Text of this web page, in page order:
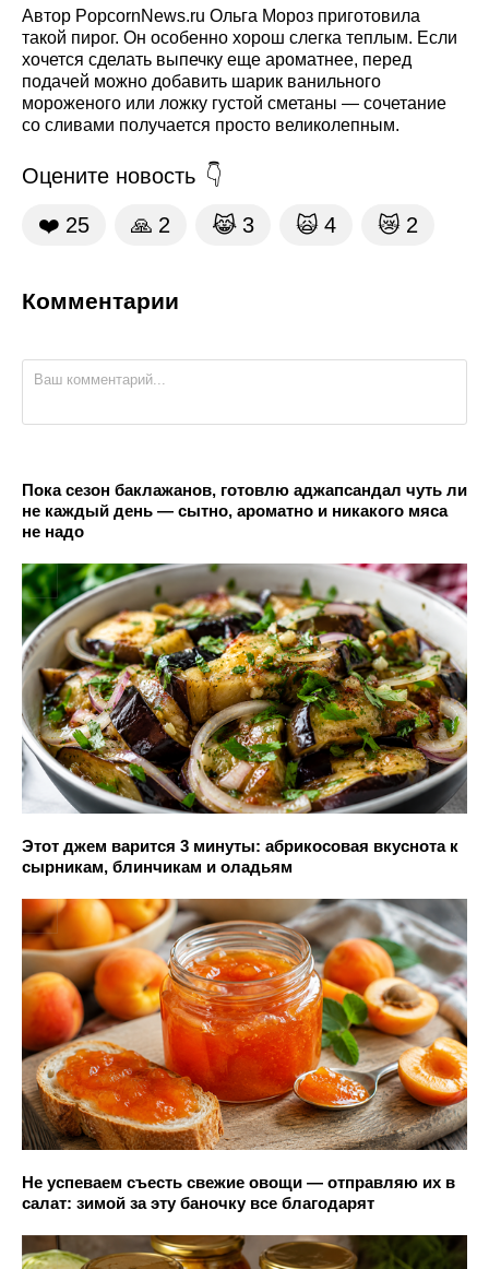
Автор PopcornNews.ru Ольга Мороз приготовила
такой пирог. Он особенно хорош слегка теплым. Если
хочется сделать выпечку еще ароматнее, перед
подачей можно добавить шарик ванильного
мороженого или ложку густой сметаны — сочетание
со сливами получается просто великолепным.
Оцените новость
❤️ 25 🙏 2 😹 3 🙀 4 😿 2
Комментарии
Пока сезон баклажанов, готовлю аджапсандал чуть ли
не каждый день — сытно, ароматно и никакого мяса
не надо
Этот джем варится 3 минуты: абрикосовая вкуснота к
сырникам, блинчикам и оладьям
Не успеваем съесть свежие овощи — отправляю их в
салат: зимой за эту баночку все благодарят